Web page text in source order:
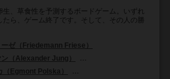
、草食性を予測するボードゲーム。いずれ
ら、ゲーム終了です。そして、その人の勝
ゼ（Friedemann Friese）
（Alexander Jung）
（Egmont Polska）